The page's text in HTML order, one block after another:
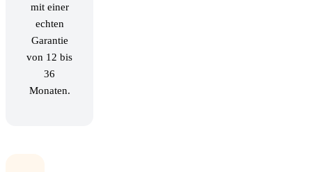
mit einer
echten
Garantie
von 12 bis
36
Monaten.